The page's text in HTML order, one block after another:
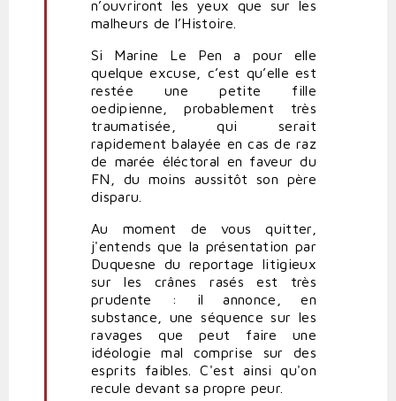
n’ouvriront les yeux que sur les
malheurs de l’Histoire.
Si Marine Le Pen a pour elle
quelque excuse, c’est qu’elle est
restée une petite fille
oedipienne, probablement très
traumatisée, qui serait
rapidement balayée en cas de raz
de marée éléctoral en faveur du
FN, du moins aussitôt son père
disparu.
Au moment de vous quitter,
j'entends que la présentation par
Duquesne du reportage litigieux
sur les crânes rasés est très
prudente : il annonce, en
substance, une séquence sur les
ravages que peut faire une
idéologie mal comprise sur des
esprits faibles. C'est ainsi qu'on
recule devant sa propre peur.